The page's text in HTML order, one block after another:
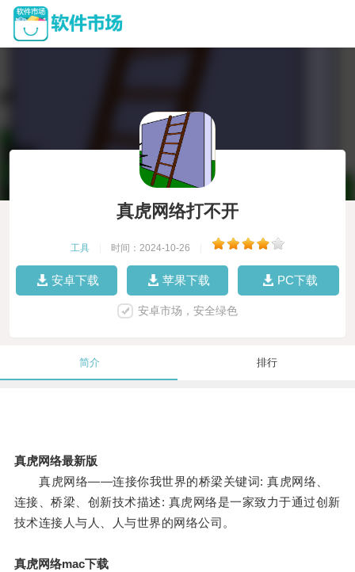
真虎网络打不开
工具 时间：2024-10-26
安卓下载 苹果下载 PC下载
安卓市场，安全绿色
简介 排行
真虎网络最新版
真虎网络——连接你我世界的桥梁关键词: 真虎网络、
连接、桥梁、创新技术描述: 真虎网络是一家致力于通过创新
技术连接人与人、人与世界的网络公司。
真虎网络mac下载